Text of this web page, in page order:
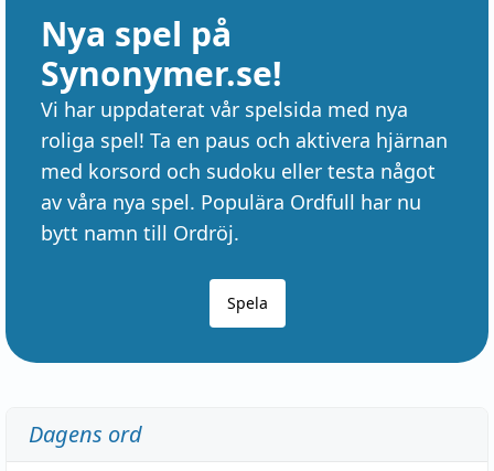
Nya spel på
Synonymer.se!
Vi har uppdaterat vår spelsida med nya
roliga spel! Ta en paus och aktivera hjärnan
med korsord och sudoku eller testa något
av våra nya spel. Populära Ordfull har nu
bytt namn till Ordröj.
Spela
Dagens ord